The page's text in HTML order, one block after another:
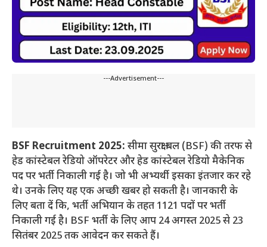
---Advertisement---
BSF Recruitment 2025: सीमा सुरक्षा बल (BSF) की तरफ से
हेड कांस्टेबल रेडियो ऑपरेटर और हेड कांस्टेबल रेडियो मैकेनिक
पद पर भर्ती निकाली गई है। जो भी अभ्यर्थी इसका इंतजार कर रहे
थे। उनके लिए यह एक अच्छी खबर हो सकती है। जानकारी के
लिए बता दें कि, भर्ती अभियान के तहत 1121 पदों पर भर्ती
निकाली गई है। BSF भर्ती के लिए आप 24 अगस्त 2025 से 23
सितंबर 2025 तक आवेदन कर सकते हैं।